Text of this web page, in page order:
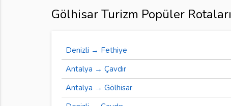
Gölhisar Turizm Popüler Rotaları
Denizli → Fethiye
Antalya → Çavdır
Antalya → Gölhisar